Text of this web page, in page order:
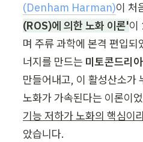
(Denham Harman)이 처
(ROS)에 의한 노화 이론'이
며 주류 과학에 본격 편입되
너지를 만드는 미토콘드리아
만들어내고, 이 활성산소가
노화가 가속된다는 이론이
기능 저하가 노화의 핵심이
았습니다.